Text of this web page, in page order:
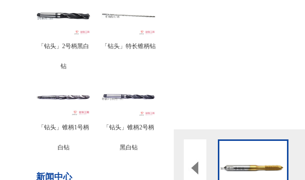
「钻头」2号柄黑白
钻
「钻头」特长锥柄钻
「钻头」锥柄1号柄
白钻
「钻头」锥柄2号柄
黑白钻
新闻中心